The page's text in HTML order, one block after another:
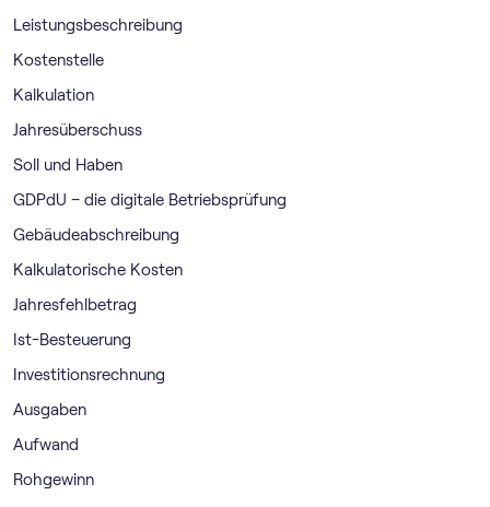
Leistungsbeschreibung
Kostenstelle
Kalkulation
Jahresüberschuss
Soll und Haben
GDPdU – die digitale Betriebsprüfung
Gebäudeabschreibung
Kalkulatorische Kosten
Jahresfehlbetrag
Ist-Besteuerung
Investitionsrechnung
Ausgaben
Aufwand
Rohgewinn